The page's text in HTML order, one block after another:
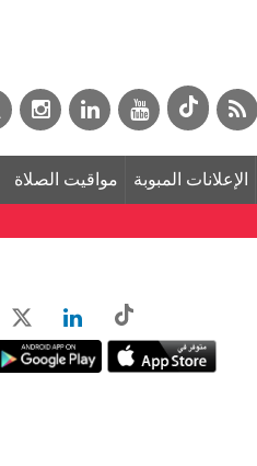
الإعلانات المبوبة مواقيت الصلاة